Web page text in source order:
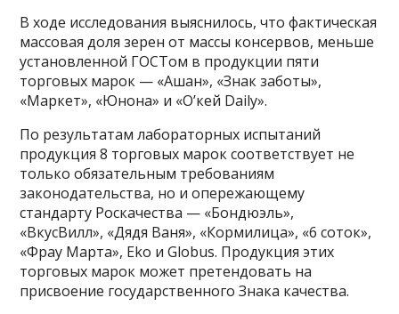
В ходе исследования выяснилось, что фактическая
массовая доля зерен от массы консервов, меньше
установленной ГОСТом в продукции пяти
торговых марок — «Ашан», «Знак заботы»,
«Маркет», «Юнона» и «О’кей Daily».
По результатам лабораторных испытаний
продукция 8 торговых марок соответствует не
только обязательным требованиям
законодательства, но и опережающему
стандарту Роскачества — «Бондюэль»,
«ВкусВилл», «Дядя Ваня», «Кормилица», «6 соток»,
«Фрау Марта», Eko и Globus. Продукция этих
торговых марок может претендовать на
присвоение государственного Знака качества.